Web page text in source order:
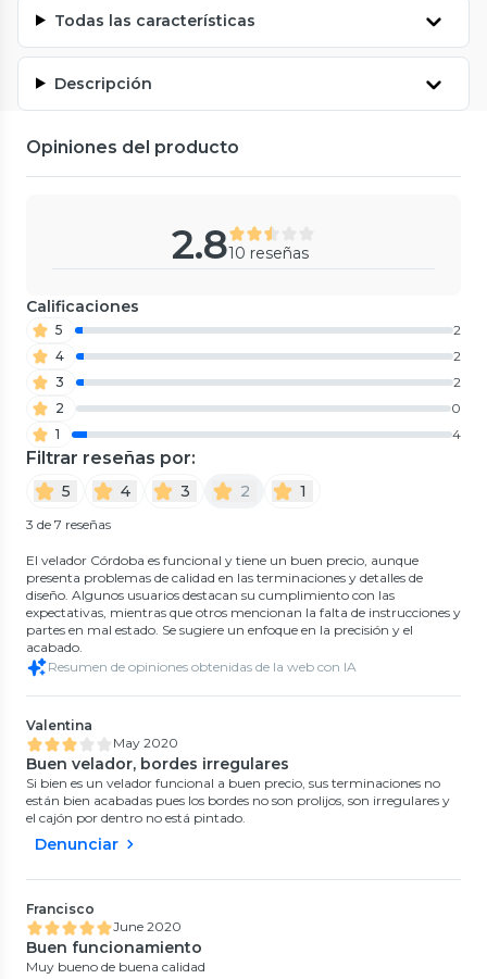
Todas las características
Descripción
Opiniones del producto
2.810 reseñas
Calificaciones
5
2
4
2
3
2
2
0
1
4
Filtrar reseñas por:
5 4 3 2 1
3 de 7 reseñas
El velador Córdoba es funcional y tiene un buen precio, aunque
presenta problemas de calidad en las terminaciones y detalles de
diseño. Algunos usuarios destacan su cumplimiento con las
expectativas, mientras que otros mencionan la falta de instrucciones y
partes en mal estado. Se sugiere un enfoque en la precisión y el
acabado.
Resumen de opiniones obtenidas de la web con IA
Valentina
May 2020
Buen velador, bordes irregulares
Si bien es un velador funcional a buen precio, sus terminaciones no
están bien acabadas pues los bordes no son prolijos, son irregulares y
el cajón por dentro no está pintado.
Denunciar
Francisco
June 2020
Buen funcionamiento
Muy bueno de buena calidad